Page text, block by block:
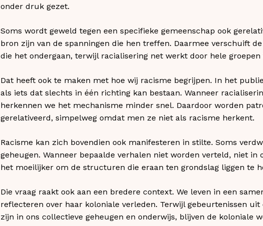
onder druk gezet.
Soms wordt geweld tegen een specifieke gemeenschap ook
bron zijn van de spanningen die hen treffen. Daarmee verschuift
die het ondergaan, terwijl racialisering net werkt door hele
Dat heeft ook te maken met hoe wij racisme begrijpen. In het
als iets dat slechts in één richting kan bestaan. Wanneer
herkennen we het mechanisme minder snel. Daardoor worden
gerelativeerd, simpelweg omdat men ze niet als racisme herkent.
Racisme kan zich bovendien ook manifesteren in stilte. Soms
geheugen. Wanneer bepaalde verhalen niet worden verteld, niet
het moeilijker om de structuren die eraan ten grondslag liggen te
Die vraag raakt ook aan een bredere context. We leven in een
reflecteren over haar koloniale verleden. Terwijl gebeurtenissen uit
zijn in ons collectieve geheugen en onderwijs, blijven de koloniale